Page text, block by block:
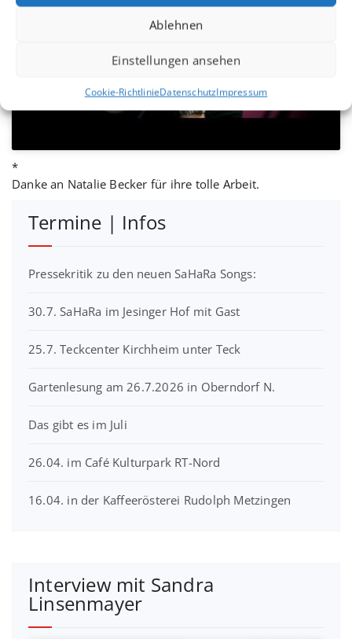
Ablehnen
Einstellungen ansehen
Cookie-RichtlinieDatenschutzImpressum
Klicke hier, um Marketing-Cookies zu
akzeptieren und diesen Inhalt zu
*
Danke an Natalie Becker für ihre tolle Arbeit.
Termine | Infos
Pressekritik zu den neuen SaHaRa Songs:
30.7. SaHaRa im Jesinger Hof mit Gast
25.7. Teckcenter Kirchheim unter Teck
Gartenlesung am 26.7.2026 in Oberndorf N.
Das gibt es im Juli
26.04. im Café Kulturpark RT-Nord
16.04. in der Kaffeerösterei Rudolph Metzingen
Interview mit Sandra
Linsenmayer